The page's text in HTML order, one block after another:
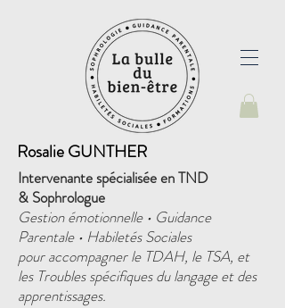
Rosalie GUNTHER
Intervenante spécialisée en TND
& Sophrologue
Gestion émotionnelle • Guidance
Parentale • Habiletés Sociales
pour accompagner le TDAH, le TSA, et
les Troubles spécifiques du langage et des
apprentissages.